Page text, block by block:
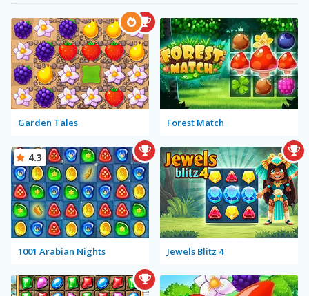
Garden Tales Forest Match
1001 Arabian Nights
4.3
Jewels Blitz 4